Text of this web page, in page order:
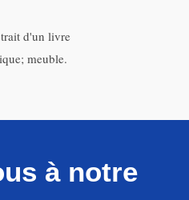
d'un livre
meuble.
à notre